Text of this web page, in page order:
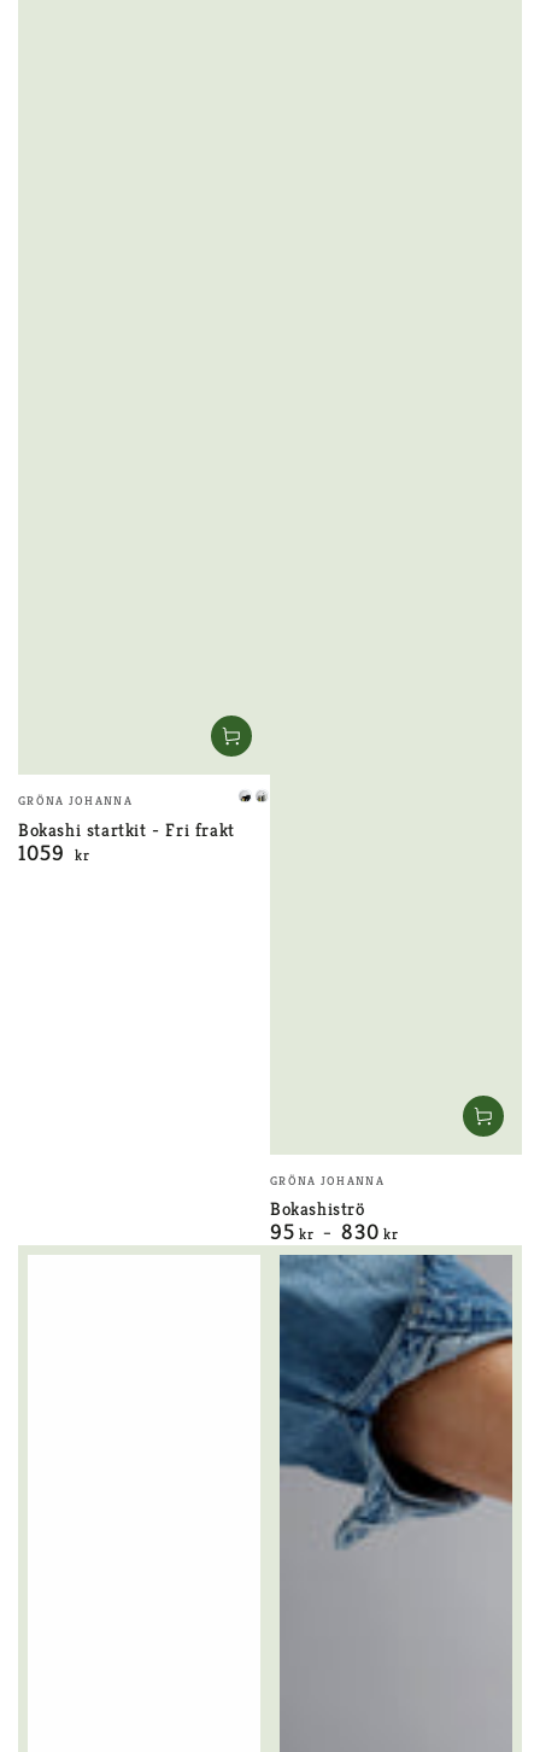
Säljare:
GRÖNA JOHANNA Svart
Grå
Bokashi startkit - Fri frakt
Ordinarie
1059 kr
Säljare:
GRÖNA JOHANNA
Bokashiströ
Ordinarie
pris
95 kr 830 kr